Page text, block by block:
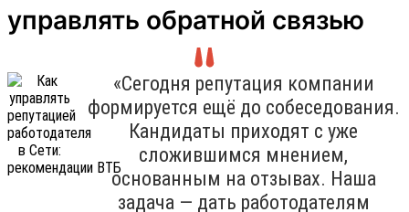
управлять обратной связью
«Сегодня репутация компании
формируется ещё до собеседования.
Кандидаты приходят с уже
сложившимся мнением,
основанным на отзывах. Наша
задача — дать работодателям